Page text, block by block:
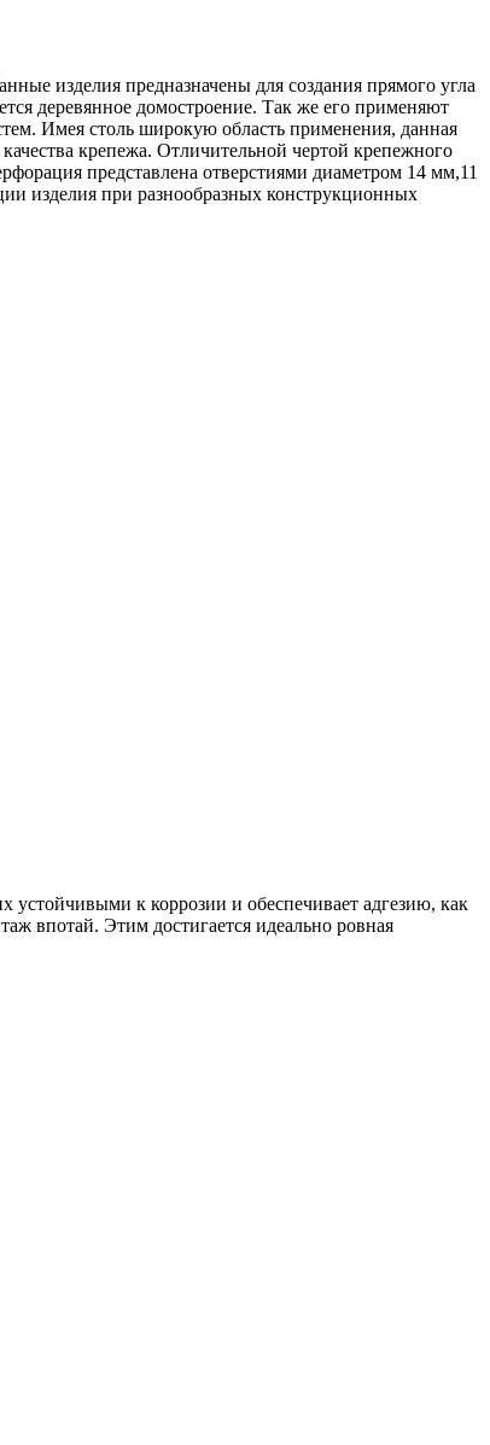
изделия предназначены для создания прямого угла
деревянное домостроение. Так же его применяют
Имея столь широкую область применения, данная
крепежа. Отличительной чертой крепежного
представлена отверстиями диаметром 14 мм,11
изделия при разнообразных конструкционных
устойчивыми к коррозии и обеспечивает адгезию, как
впотай. Этим достигается идеально ровная